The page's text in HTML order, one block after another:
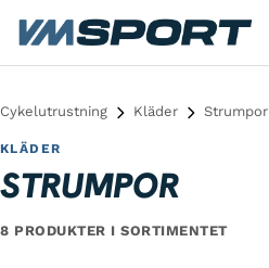
Hoppa till innehåll
Cykelutrustning Kläder Strumpor
KLÄDER
STRUMPOR
8 PRODUKTER I SORTIMENTET